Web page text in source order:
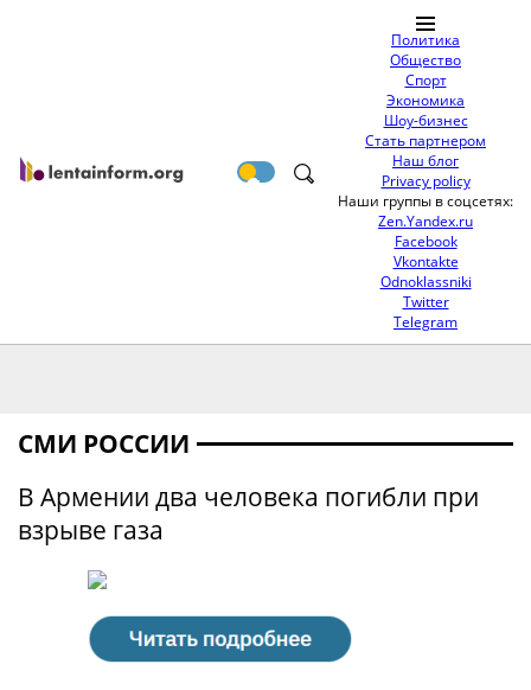
Политика
Общество
Спорт
Экономика
Шоу-бизнес
Стать партнером
Наш блог
Privacy policy
Наши группы в соцсетях:
Zen.Yandex.ru
Facebook
Vkontakte
Odnoklassniki
Twitter
Telegram
СМИ РОССИИ
В Армении два человека погибли при
взрыве газа